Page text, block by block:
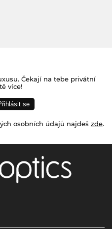
Čekají na tebe privátní
více!
osobních údajů najdeš zde.